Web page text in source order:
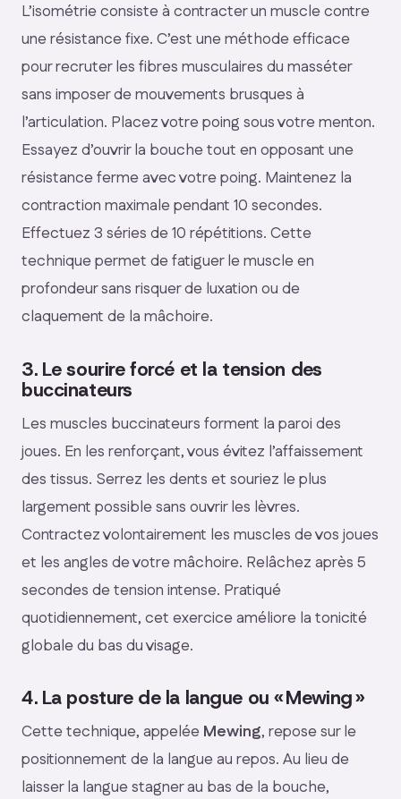
L’isométrie consiste à contracter un muscle contre
une résistance fixe. C’est une méthode efficace
pour recruter les fibres musculaires du masséter
sans imposer de mouvements brusques à
l’articulation. Placez votre poing sous votre menton.
Essayez d’ouvrir la bouche tout en opposant une
résistance ferme avec votre poing. Maintenez la
contraction maximale pendant 10 secondes.
Effectuez 3 séries de 10 répétitions. Cette
technique permet de fatiguer le muscle en
profondeur sans risquer de luxation ou de
claquement de la mâchoire.
3. Le sourire forcé et la tension des
buccinateurs
Les muscles buccinateurs forment la paroi des
joues. En les renforçant, vous évitez l’affaissement
des tissus. Serrez les dents et souriez le plus
largement possible sans ouvrir les lèvres.
Contractez volontairement les muscles de vos joues
et les angles de votre mâchoire. Relâchez après 5
secondes de tension intense. Pratiqué
quotidiennement, cet exercice améliore la tonicité
globale du bas du visage.
4. La posture de la langue ou « Mewing »
Cette technique, appelée Mewing, repose sur le
positionnement de la langue au repos. Au lieu de
laisser la langue stagner au bas de la bouche,